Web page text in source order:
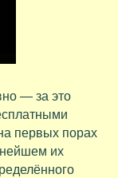
— за это
первых порах
их